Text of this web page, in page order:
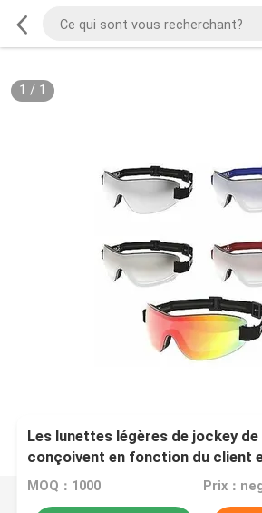
1 / 1
Les lunettes légères de jockey de
conçoivent en fonction du client
disponible
MOQ：1000 Prix：